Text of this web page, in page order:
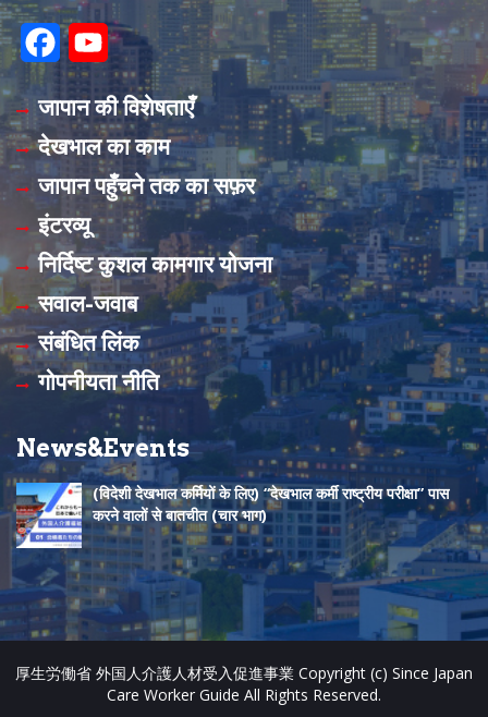
F
a
c
e
b
o
o
k
Y
o
u
T
u
b
e
C
h
a
n
n
e
l
जापान की विशेषताएँ
देखभाल का काम
जापान पहुँचने तक का सफ़र
इंटरव्यू
निर्दिष्ट कुशल कामगार योजना
सवाल-जवाब
संबंधित लिंक
गोपनीयता नीति
News&Events
(विदेशी देखभाल कर्मियों के लिए) “देखभाल कर्मी राष्ट्रीय परीक्षा” पास
करने वालों से बातचीत (चार भाग)
厚生労働省 外国人介護人材受入促進事業 Copyright (c) Since Japan
Care Worker Guide All Rights Reserved.